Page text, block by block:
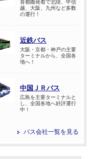
首都圏発着で北陸、甲信
越、大阪、九州など多数
の運行！
近鉄バス
大阪・京都・神戸の主要
ターミナルから、全国各
地へ！
中国ＪＲバス
広島を主要ターミナルと
し、全国各地へ好評運行
中！
バス会社一覧を見る